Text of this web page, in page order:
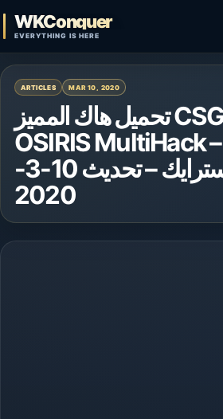
WKConquer
EVERYTHING IS HERE
Open search
ARTICLES MAR 10, 2020
تحميل هاك المميز CSGO
OSIRIS MultiHack – اقوى هاك
كونتر استرايك – تحديث 10-3-
2020